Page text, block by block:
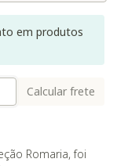
em produtos
Calcular frete
Romaria, foi